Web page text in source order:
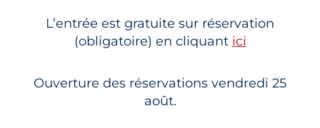
L’entrée est gratuite sur réservation
(obligatoire) en cliquant ici
Ouverture des réservations vendredi 25
août.